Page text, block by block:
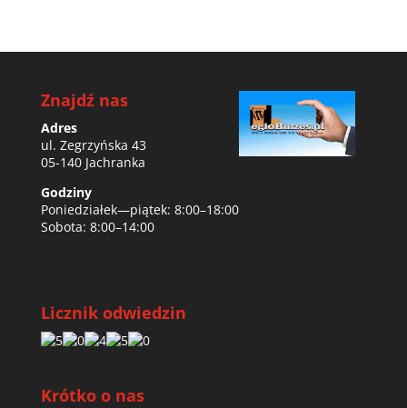
Znajdź nas
Adres
ul. Zegrzyńska 43
05-140 Jachranka
Godziny
Poniedziałek—piątek: 8:00–18:00
Sobota: 8:00–14:00
Licznik odwiedzin
Krótko o nas